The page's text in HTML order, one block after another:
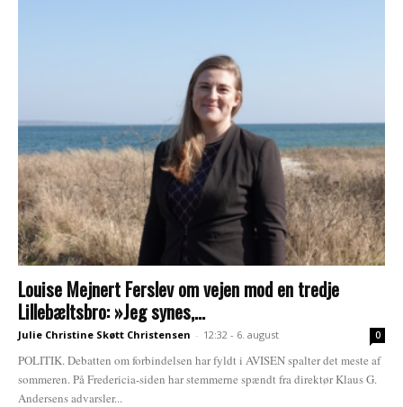
Louise Mejnert Ferslev om vejen mod en tredje
Lillebæltsbro: »Jeg synes,...
Julie Christine Skøtt Christensen - 12:32 - 6. august 0
POLITIK. Debatten om forbindelsen har fyldt i AVISEN spalter det meste af
sommeren. På Fredericia-siden har stemmerne spændt fra direktør Klaus G.
Andersens advarsler...